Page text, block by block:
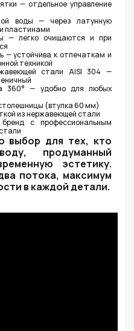
— отдельное управление
воды — через латунную
пластинами
— легко очищаются и при
— устойчива к отпечаткам и
техникой
стали AISI 304 —
360° — удобно для любых
(втулка 60 мм)
из нержавеющей стали
с профессиональным
выбор для тех, кто
продуманный
эстетику.
потока, максимум
в каждой детали.